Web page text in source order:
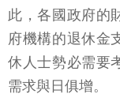
此，各國政府的
府機構的退休金
休人士勢必需要
需求與日俱增。